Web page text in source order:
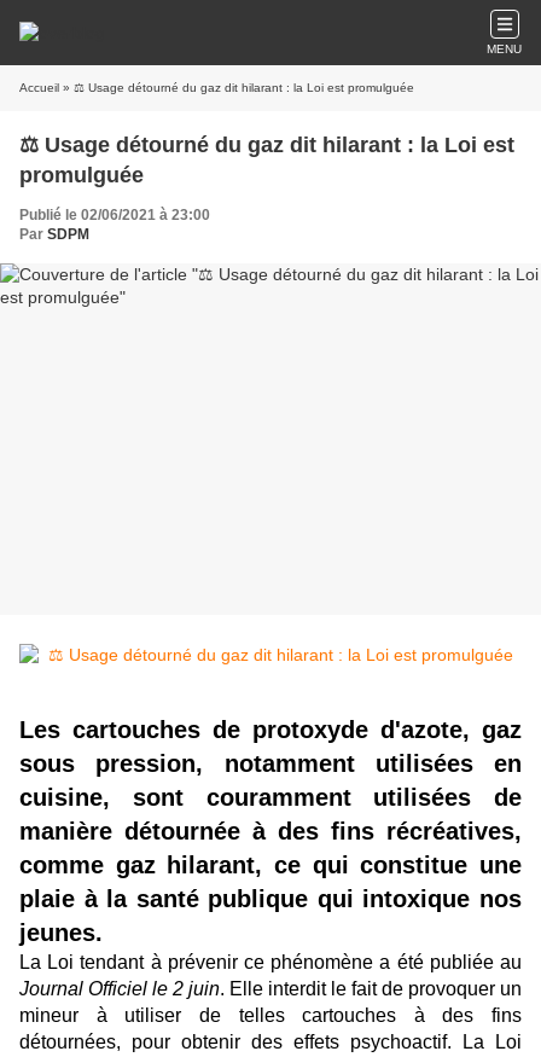
MENU
Accueil » ⚖ Usage détourné du gaz dit hilarant : la Loi est promulguée
⚖ Usage détourné du gaz dit hilarant : la Loi est
promulguée
Publié le 02/06/2021 à 23:00
Par SDPM
Les cartouches de protoxyde d'azote, gaz
sous pression, notamment utilisées en
cuisine, sont couramment utilisées de
manière détournée à des fins récréatives,
comme gaz hilarant, ce qui constitue une
plaie à la santé publique qui intoxique nos
jeunes.
La Loi tendant à prévenir ce phénomène a été publiée au
Journal Officiel le 2 juin. Elle interdit le fait de provoquer un
mineur à utiliser de telles cartouches à des fins
détournées, pour obtenir des effets psychoactif. La Loi